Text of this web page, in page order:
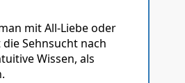
mit All-Liebe oder
Sehnsucht nach
Wissen, als